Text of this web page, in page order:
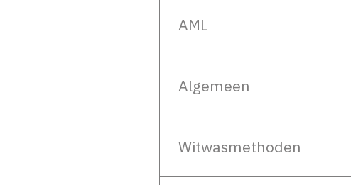
AML
Algemeen
Witwasmethoden